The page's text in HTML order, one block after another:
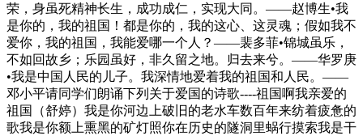
荣，身虽死精神长生，成功成仁，实现大同。——赵博生•我
是你的，我的祖国！都是你的，我的这心、这灵魂；假如我不
爱你，我的祖国，我能爱哪一个人？——裴多菲•锦城虽乐，
不如回故乡；乐园虽好，非久留之地。归去来兮。——华罗庚
•我是中国人民的儿子。我深情地爱着我的祖国和人民。——
邓小平请同学们朗诵下列关于爱国的诗歌----祖国啊我亲爱的
祖国（舒婷）我是你河边上破旧的老水车数百年来纺着疲惫的
歌我是你额上熏黑的矿灯照你在历史的隧洞里蜗行摸索我是干